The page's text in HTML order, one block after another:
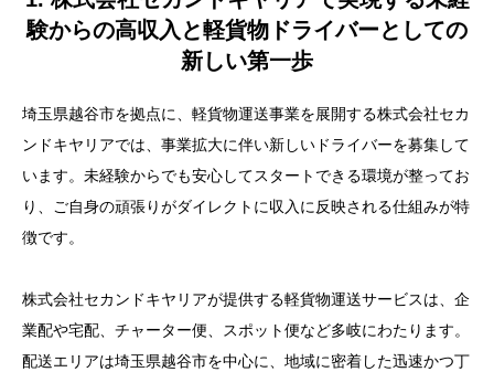
験からの高収入と軽貨物ドライバーとしての
新しい第一歩
埼玉県越谷市を拠点に、軽貨物運送事業を展開する株式会社セカ
ンドキヤリアでは、事業拡大に伴い新しいドライバーを募集して
います。未経験からでも安心してスタートできる環境が整ってお
り、ご自身の頑張りがダイレクトに収入に反映される仕組みが特
徴です。
株式会社セカンドキヤリアが提供する軽貨物運送サービスは、企
業配や宅配、チャーター便、スポット便など多岐にわたります。
配送エリアは埼玉県越谷市を中心に、地域に密着した迅速かつ丁